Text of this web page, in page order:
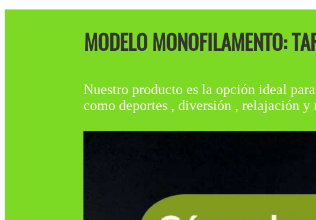
MODELO MONOFILAMENTO:
Nuestro producto es la opción ideal
como deportes , diversión , relajación